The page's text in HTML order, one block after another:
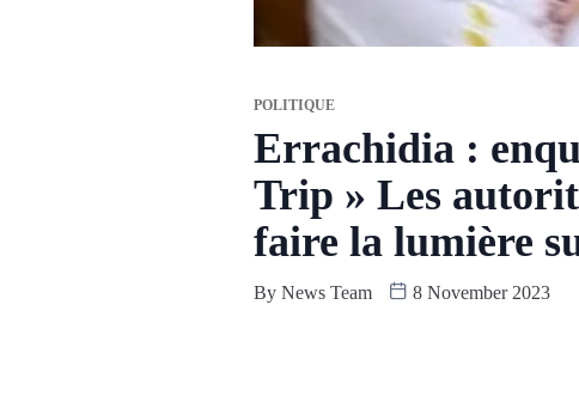
POLITIQUE
Errachidia :
Trip » Les
faire la lumière
By News Team 8 November 2023